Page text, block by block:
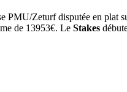
PMU/Zeturf disputée en plat
de 13953€. Le Stakes